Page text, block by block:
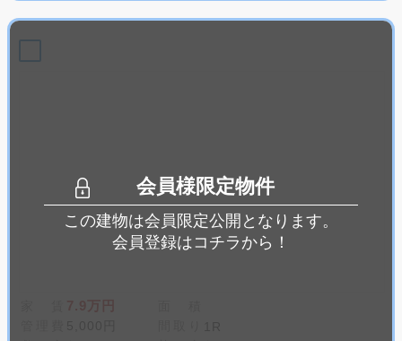
会員様限定物件
この建物は会員限定公開となります。
会員登録はコチラから！